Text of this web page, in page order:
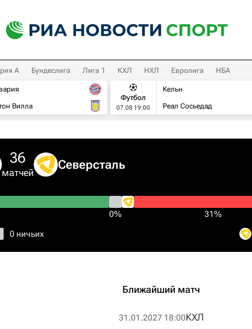
А Бундеслига Лига 1 КХЛ НХЛ Евролига НБА
Вилла
Футбол
07.08 19:00
Кельн
Реал Сосьедад
36
матчей
Северсталь
0% 31%
0 ничьих
Ближайший матч
31.01.2027 18:00КХЛ